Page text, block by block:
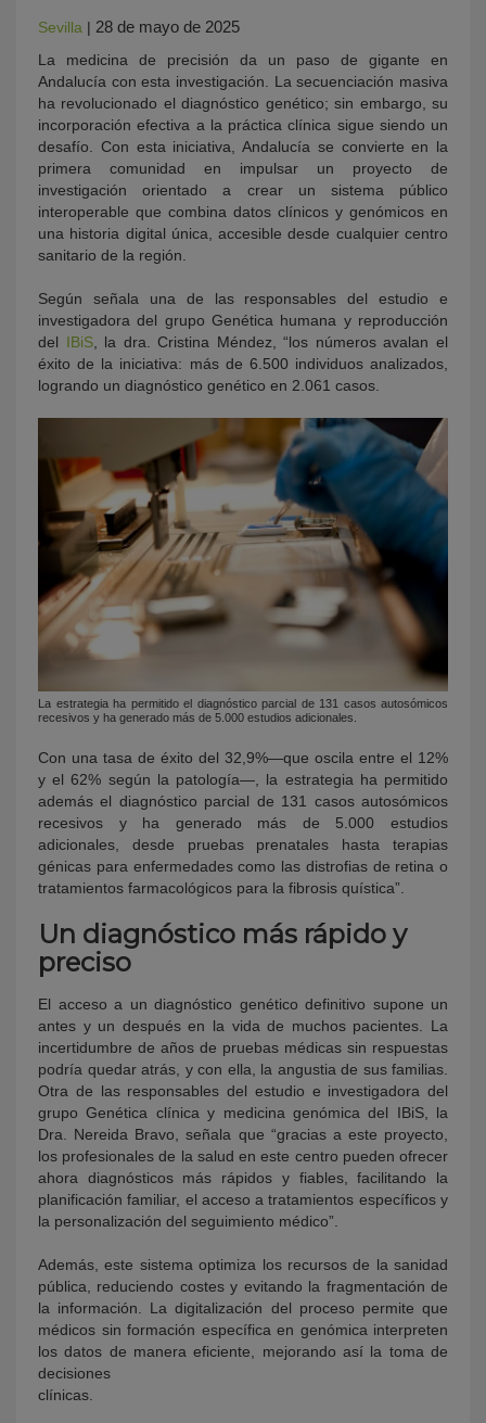
Sevilla | 28 de mayo de 2025
La medicina de precisión da un paso de gigante en
Andalucía con esta investigación. La secuenciación masiva
ha revolucionado el diagnóstico genético; sin embargo, su
incorporación efectiva a la práctica clínica sigue siendo un
desafío. Con esta iniciativa, Andalucía se convierte en la
primera comunidad en impulsar un proyecto de
investigación orientado a crear un sistema público
interoperable que combina datos clínicos y genómicos en
una historia digital única, accesible desde cualquier centro
sanitario de la región.
Según señala una de las responsables del estudio e
investigadora del grupo Genética humana y reproducción
del IBiS, la dra. Cristina Méndez, “los números avalan el
éxito de la iniciativa: más de 6.500 individuos analizados,
logrando un diagnóstico genético en 2.061 casos.
La estrategia ha permitido el diagnóstico parcial de 131 casos autosómicos
recesivos y ha generado más de 5.000 estudios adicionales.
Con una tasa de éxito del 32,9%—que oscila entre el 12%
y el 62% según la patología—, la estrategia ha permitido
además el diagnóstico parcial de 131 casos autosómicos
recesivos y ha generado más de 5.000 estudios
adicionales, desde pruebas prenatales hasta terapias
génicas para enfermedades como las distrofias de retina o
tratamientos farmacológicos para la fibrosis quística”.
Un diagnóstico más rápido y
preciso
El acceso a un diagnóstico genético definitivo supone un
antes y un después en la vida de muchos pacientes. La
incertidumbre de años de pruebas médicas sin respuestas
podría quedar atrás, y con ella, la angustia de sus familias.
Otra de las responsables del estudio e investigadora del
grupo Genética clínica y medicina genómica del IBiS, la
Dra. Nereida Bravo, señala que “gracias a este proyecto,
los profesionales de la salud en este centro pueden ofrecer
ahora diagnósticos más rápidos y fiables, facilitando la
planificación familiar, el acceso a tratamientos específicos y
la personalización del seguimiento médico”.
Además, este sistema optimiza los recursos de la sanidad
pública, reduciendo costes y evitando la fragmentación de
la información. La digitalización del proceso permite que
médicos sin formación específica en genómica interpreten
los datos de manera eficiente, mejorando así la toma de
decisiones
clínicas.